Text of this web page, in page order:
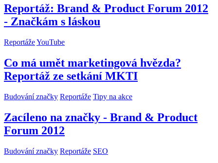
Reportáž: Brand & Product Forum 2012
- Značkám s láskou
ReportážeYouTube
Co má umět marketingová hvězda?
Reportáž ze setkání MKTI
Budování značky Reportáže Tipy na akce
Zacíleno na značky - Brand & Product
Forum 2012
Budování značky Reportáže SEO